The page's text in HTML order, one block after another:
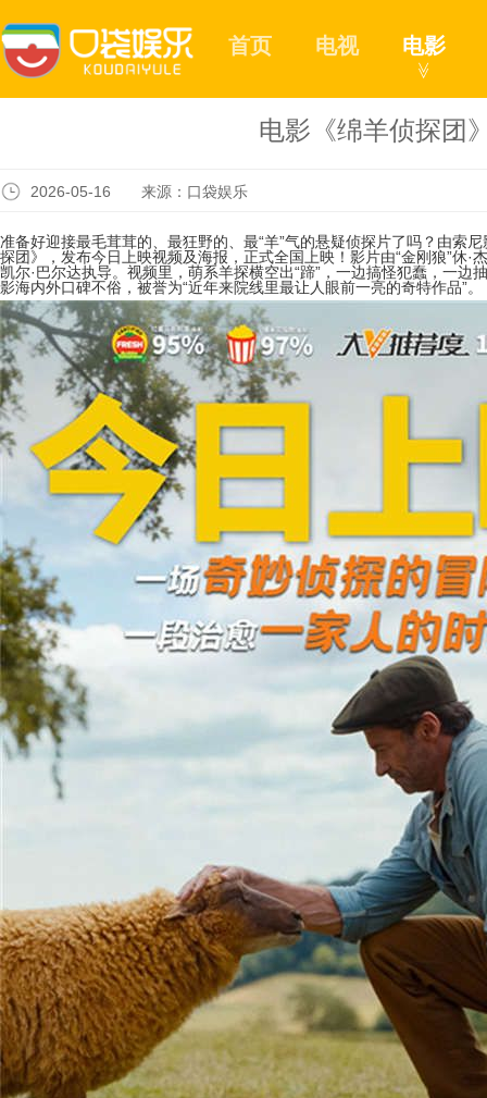
首页 电视 电影
≫
电影《绵羊侦探团
2026-05-16 来源：口袋娱乐
准备好迎接最毛茸茸的、最狂野的、最“羊”气的悬疑侦探片了吗？由索
探团》，发布今日上映视频及海报，正式全国上映！影片由“金刚狼”休·
凯尔·巴尔达执导。视频里，萌系羊探横空出“蹄”，一边搞怪犯蠢，一边
影海内外口碑不俗，被誉为“近年来院线里最让人眼前一亮的奇特作品”。